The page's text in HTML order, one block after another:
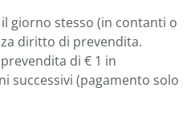
giorno stesso (in contanti o
diritto di prevendita.
di € 1 in
successivi (pagamento solo